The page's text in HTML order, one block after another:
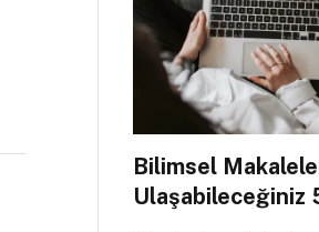
Bilimsel
Ulaşabileceğiniz